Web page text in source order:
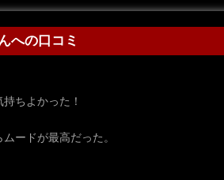
への口コミ
持ちよかった！
ードが最高だった。